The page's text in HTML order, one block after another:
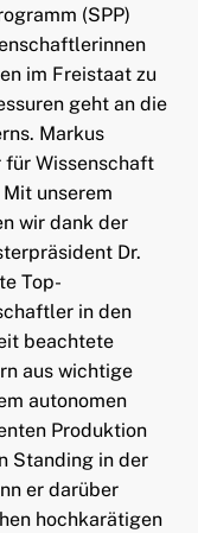
(SPP)
im Freistaat zu
geht an die
Markus
Wissenschaft
unserem
wir dank der
Dr.
Top-
in den
beachtete
aus wichtige
autonomen
Produktion
Standing in der
er darüber
hochkarätigen